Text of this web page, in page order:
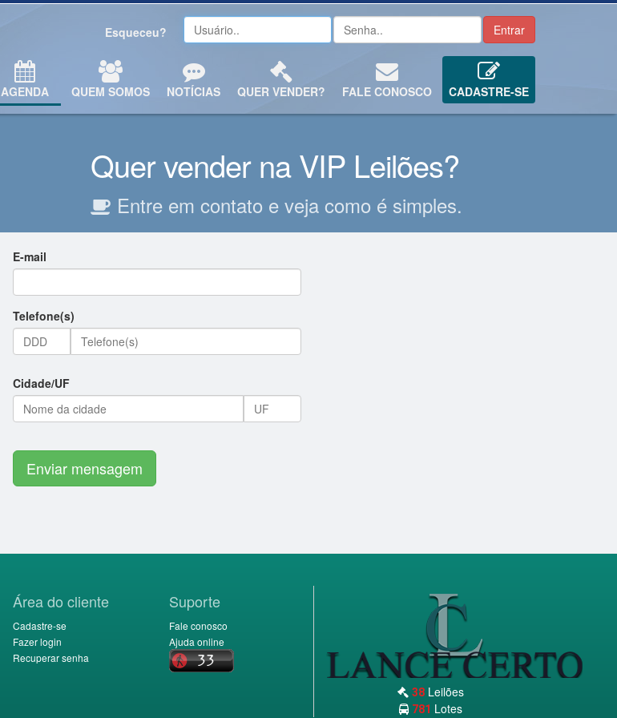
Esqueceu?
AGENDA QUEM SOMOS NOTÍCIAS QUER VENDER? FALE CONOSCO CADASTRE-SE
Quer vender na VIP Leilões?
Entre em contato e veja como é simples.
E-mail
Telefone(s)
Cidade/UF
Área do cliente
Cadastre-se
Fazer login
Recuperar senha
Suporte
Fale conosco
Ajuda online
38Leilões
781 Lotes